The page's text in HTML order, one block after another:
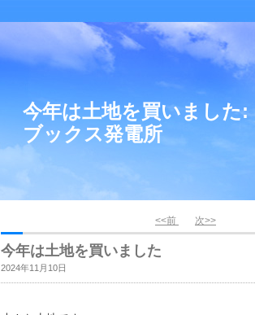
今年は土地を買いました:
ブックス発電所
<<前 次>>
今年は土地を買いました
2024年11月10日